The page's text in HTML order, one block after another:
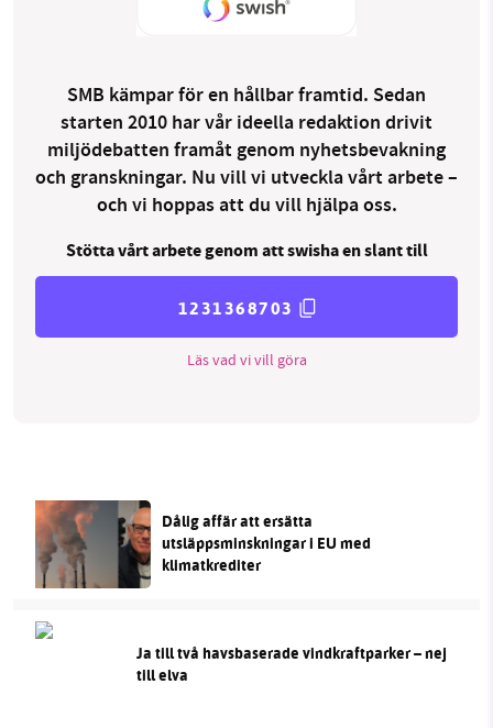
SMB kämpar för en hållbar framtid. Sedan
starten 2010 har vår ideella redaktion drivit
miljödebatten framåt genom nyhetsbevakning
och granskningar. Nu vill vi utveckla vårt arbete –
och vi hoppas att du vill hjälpa oss.
Stötta vårt arbete genom att swisha en slant till
1231368703
Läs vad vi vill göra
Dålig affär att ersätta
utsläppsminskningar i EU med
klimatkrediter
Ja till två havsbaserade vindkraftparker – nej
till elva